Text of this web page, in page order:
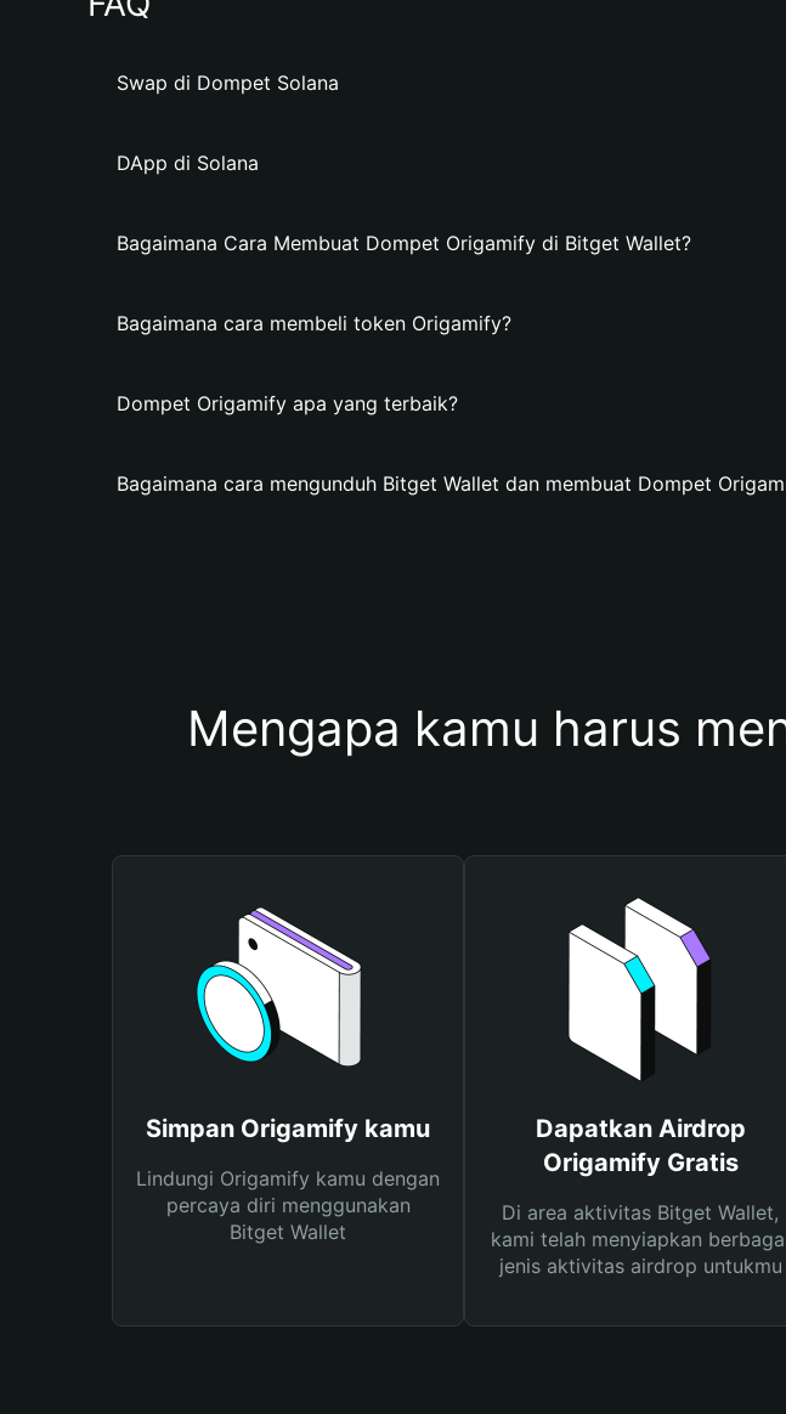
Swap di Dompet Solana
DApp di Solana
Bagaimana Cara Membuat Dompet Origamify di Bitget Wallet?
Bagaimana cara membeli token Origamify?
Dompet Origamify apa yang terbaik?
Bagaimana cara mengunduh Bitget Wallet dan membuat Dompet
Mengapa kamu harus
Simpan Origamify kamu
Lindungi Origamify kamu dengan
percaya diri menggunakan
Bitget Wallet
Dapatkan Airdrop
Origamify Gratis
Di area aktivitas Bitget Wallet,
kami telah menyiapkan
jenis aktivitas airdrop untukmu